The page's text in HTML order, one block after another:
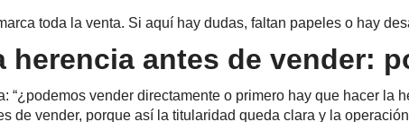
toda la venta. Si aquí hay dudas, faltan papeles o hay
antes de vender:
“¿podemos vender directamente o primero hay que hacer
de vender, porque así la titularidad queda clara y la